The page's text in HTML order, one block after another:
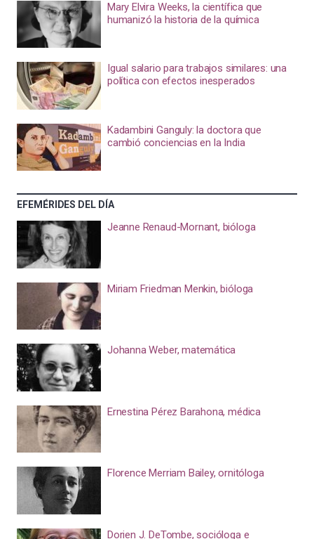
Mary Elvira Weeks, la científica que
humanizó la historia de la química
Igual salario para trabajos similares: una
política con efectos inesperados
Kadambini Ganguly: la doctora que
cambió conciencias en la India
EFEMÉRIDES DEL DÍA
Jeanne Renaud-Mornant, bióloga
Miriam Friedman Menkin, bióloga
Johanna Weber, matemática
Ernestina Pérez Barahona, médica
Florence Merriam Bailey, ornitóloga
Dorien J. DeTombe, socióloga e